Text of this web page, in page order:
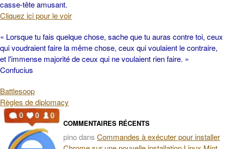
casse-tête amusant.
Cliquez ici pour le voir
« Lorsque tu fais quelque chose, sache que tu auras contre toi, ceux
qui voudraient faire la même chose, ceux qui voulaient le contraire,
et l'immense majorité de ceux qui ne voulaient rien faire. »
Confucius
Battlesoop
Règles de diplomacy
COMMENTAIRES RÉCENTS
pinodans Commandes à exécuter pour installer